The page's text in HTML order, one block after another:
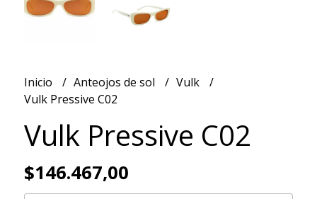
Inicio Anteojos de sol
Vulk
Vulk Pressive C02
Vulk Pressive C02
$146.467,00